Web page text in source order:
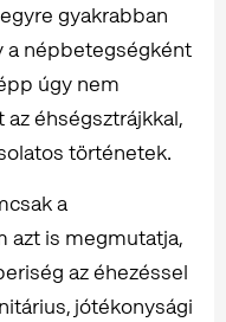
gyakrabban
a népbetegségként
úgy nem
éhségsztrájkkal,
történetek.
a
azt is megmutatja,
az éhezéssel
jótékonysági